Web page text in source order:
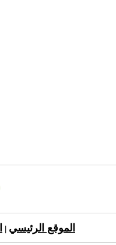
الموقع الرئيسي